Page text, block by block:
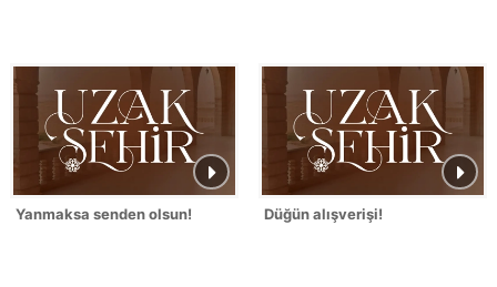
Yanmaksa senden olsun! Düğün alışverişi!